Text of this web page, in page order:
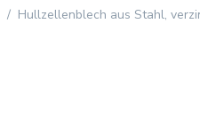
Hullzellenblech aus Stahl,